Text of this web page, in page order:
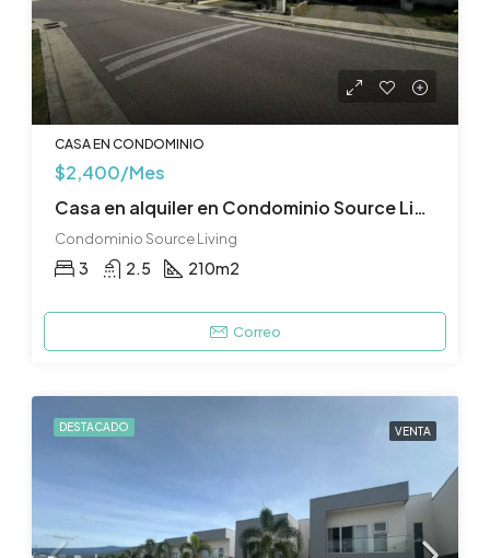
CASA EN CONDOMINIO
$2,400/Mes
Casa en alquiler en Condominio Source Living, Guachipelín, Escazú
Condominio Source Living
3 2.5 210m2
Correo
DESTACADO VENTA